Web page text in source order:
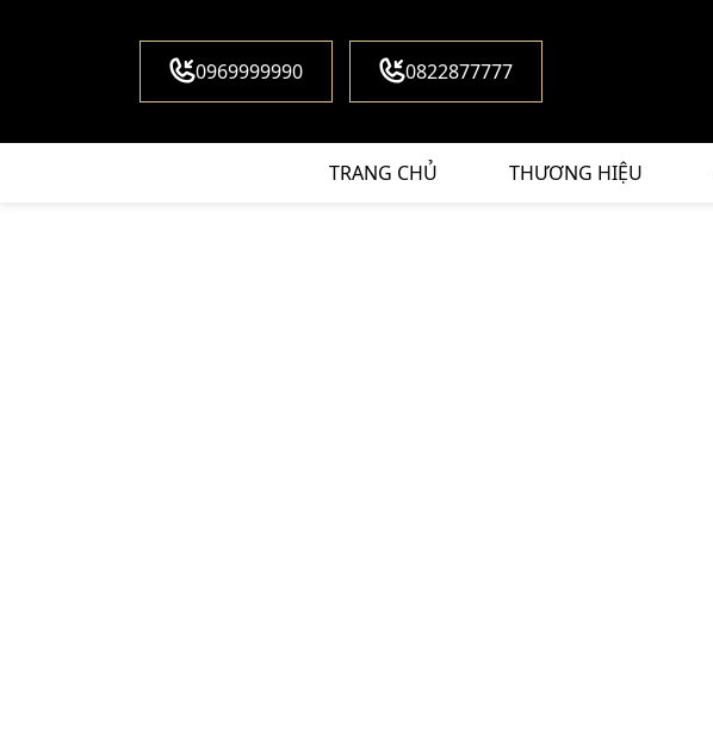
0969999990 0822877777
TRANG CHỦ THƯƠNG HIỆU